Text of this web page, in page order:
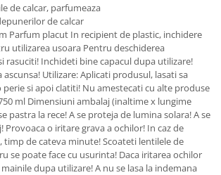
de calcar, parfumeaza
de calcar
Parfum placut In recipient de plastic, inchidere
utilizarea usoara Pentru deschiderea
rasuciti! Inchideti bine capacul dupa utilizare!
Utilizare: Aplicati produsul, lasati sa
si apoi clatiti! Nu amestecati cu alte produse
ml Dimensiuni ambalaj (inaltime x lungime
pastra la rece! A se proteja de lumina solara! A se
o iritare grava a ochilor! In caz de
de cateva minute! Scoateti lentilele de
se poate face cu usurinta! Daca iritarea ochilor
dupa utilizare! A nu se lasa la indemana